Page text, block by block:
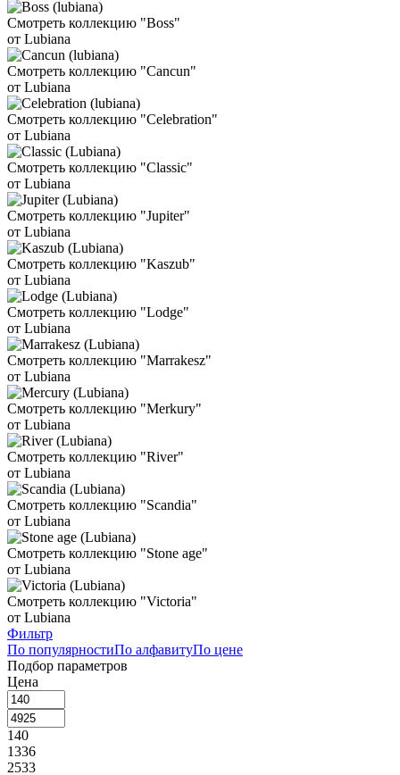
Смотреть коллекцию "Boss"
от Lubiana
Смотреть коллекцию "Cancun"
от Lubiana
Смотреть коллекцию "Celebration"
от Lubiana
Смотреть коллекцию "Classic"
от Lubiana
Смотреть коллекцию "Jupiter"
от Lubiana
Смотреть коллекцию "Kaszub"
от Lubiana
Смотреть коллекцию "Lodge"
от Lubiana
Смотреть коллекцию "Marrakesz"
от Lubiana
Смотреть коллекцию "Merkury"
от Lubiana
Смотреть коллекцию "River"
от Lubiana
Смотреть коллекцию "Scandia"
от Lubiana
Смотреть коллекцию "Stone age"
от Lubiana
Смотреть коллекцию "Victoria"
от Lubiana
Фильтр
По популярностиПо алфавитуПо цене
Подбор параметров
Цена
140
1336
2533